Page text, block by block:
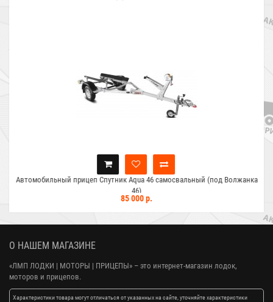
Автомобильный прицеп Спутник Aqua 46 самосвальный (под Волжанка
46)
85 000 р.
О НАШЕМ МАГАЗИНЕ
«ЛМП ЛОДКИ | МОТОРЫ | ПРИЦЕПЫ» – это интернет-магазин лодок,
моторов и прицепов.
Характеристики товара могут отличаться от указанных на сайте, уточняйте характеристики